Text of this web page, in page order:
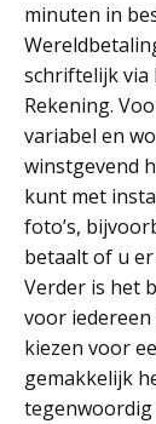
minuten in
schriftelijk via
Rekening.
variabel en
winstgevend
kunt met
foto’s,
betaalt of u
Verder is het
voor iedereen
kiezen voor
gemakkelijk
tegenwoordig